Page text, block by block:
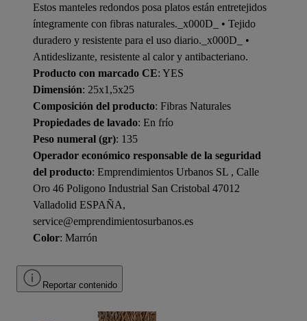
Estos manteles redondos posa platos están entretejidos
íntegramente con fibras naturales._x000D_ • Tejido
duradero y resistente para el uso diario._x000D_ •
Antideslizante, resistente al calor y antibacteriano.
Producto con marcado CE: YES
Dimensión: 25x1,5x25
Composición del producto: Fibras Naturales
Propiedades de lavado: En frío
Peso numeral (gr): 135
Operador económico responsable de la seguridad
del producto: Emprendimientos Urbanos SL , Calle
Oro 46 Poligono Industrial San Cristobal 47012
Valladolid ESPAÑA,
service@emprendimientosurbanos.es
Color: Marrón
Reportar contenido